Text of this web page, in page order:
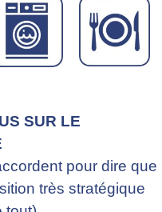
SUR LE
pour dire que
très stratégique